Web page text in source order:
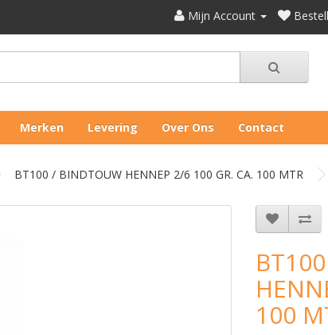
Mijn Account
Merken Levering Over Ons Contact
BT100 / BINDTOUW HENNEP 2/6 100 GR. CA. 100 MTR
100